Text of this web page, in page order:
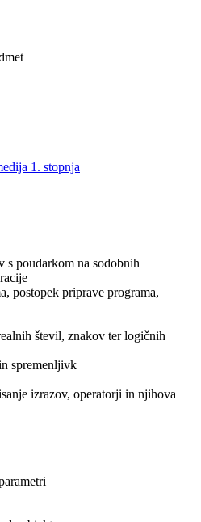
1. stopnja
s poudarkom na sodobnih
postopek priprave programa,
števil, znakov ter logičnih
spremenljivk
izrazov, operatorji in njihova